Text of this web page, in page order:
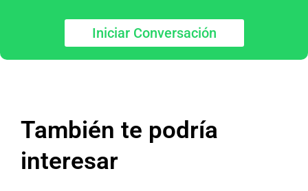
Iniciar Conversación
También te podría
interesar